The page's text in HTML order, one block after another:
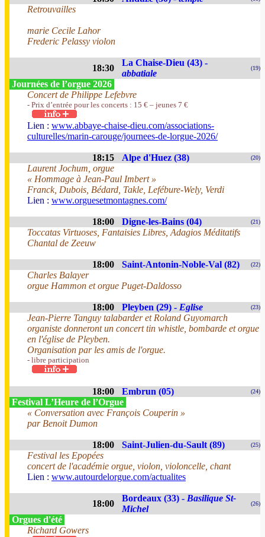
Retrouvailles
marie Cecile Lahor
Frederic Pelassy violon
18:30
La Chaise-Dieu (43) -
abbatiale
(19)
Journées de l’orgue 2026
Concert de Philippe Lefebvre
- Prix d’entrée pour les concerts : 15 € – jeunes 7 €
Lien : www.abbaye-chaise-dieu.com/associations-
culturelles/marin-carouge/journees-de-lorgue-2026/
18:15 Alpe d'Huez (38) (20)
Laurent Jochum, orgue
« Hommage à Jean-Paul Imbert »
Franck, Dubois, Bédard, Takle, Lefébure-Wely, Verdi
Lien : www.orguesetmontagnes.com/
18:00 Digne-les-Bains (04) (21)
Toccatas Virtuoses, Fantaisies Libres, Adagios Méditatifs
Chantal de Zeeuw
18:00 Saint-Antonin-Noble-Val (82) (22)
Charles Balayer
orgue Hammon et orgue Puget-Daldosso
18:00 Pleyben (29) - Eglise (23)
Jean-Pierre Tanguy talabarder et Roland Guyomarch
organiste donneront un concert tin whistle, bombarde et orgue
en l'église de Pleyben.
Organisation par les amis de l'orgue.
- libre participation
18:00 Embrun (05) (24)
Festival L’Heure de l’Orgue
« Conversation avec François Couperin »
par Benoit Dumon
18:00 Saint-Julien-du-Sault (89) (25)
Festival les Epopées
concert de l'académie orgue, violon, violoncelle, chant
Lien : www.autourdelorgue.com/actualites
18:00
Bordeaux (33) - Basilique St-
Michel
(26)
Orgues d'été
Richard Gowers